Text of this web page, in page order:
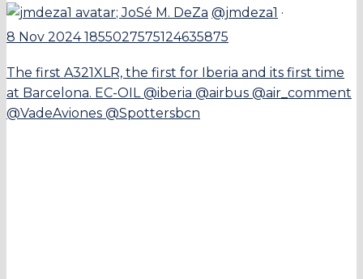
;JoSé M. DeZa @jmdeza1 ·
8 Nov 20241855027575124635875
The first A321XLR, the first for Iberia and its first time
at Barcelona. EC-OIL @iberia @airbus @air_comment
@VadeAviones @Spottersbcn